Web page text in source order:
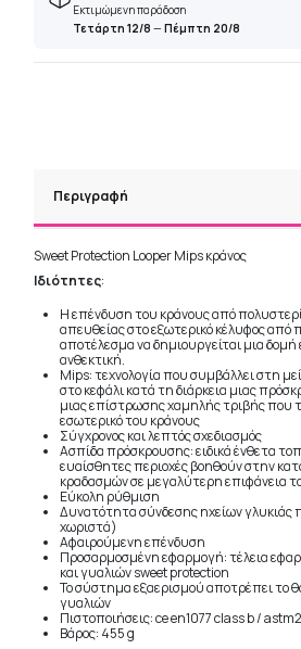
Εκτιμώμενη παράδοση
Τετάρτη 12/8 —Πέμπτη 20/8
Περιγραφή
Sweet Protection Looper Mips κράνος
Ιδιότητες:
Η επένδυση του κράνους από
απευθείας στο εξωτερικό κέλυφος από
αποτέλεσμα να δημιουργείται μια δομή
ανθεκτική.
Mips: τεχνολογία που συμβάλλει στη
στο κεφάλι κατά τη διάρκεια μιας
μιας επίστρωσης χαμηλής τριβής που
εσωτερικό του κράνους
Σύγχρονος και λεπτός σχεδιασμός
Ασπίδα πρόσκρουσης: ειδικά ένθετα
ευαίσθητες περιοχές βοηθούν στην
κραδασμών σε μεγαλύτερη επιφάνεια
Εύκολη ρύθμιση
Δυνατότητα σύνδεσης ηχείων
χωριστά)
Αφαιρούμενη επένδυση
Προσαρμοσμένη εφαρμογή: τέλεια
και γυαλιών sweet protection
Το σύστημα εξαερισμού αποτρέπει το
γυαλιών
Πιστοποιήσεις: ce en1077 class b /
Βάρος: 455 g